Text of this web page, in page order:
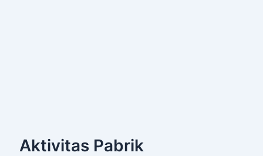
Aktivitas Pabrik